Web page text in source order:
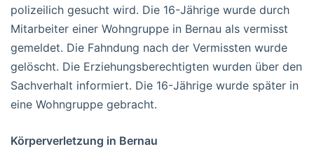
polizeilich gesucht wird. Die 16-Jährige wurde durch
Mitarbeiter einer Wohngruppe in Bernau als vermisst
gemeldet. Die Fahndung nach der Vermissten wurde
gelöscht. Die Erziehungsberechtigten wurden über den
Sachverhalt informiert. Die 16-Jährige wurde später in
eine Wohngruppe gebracht.
Körperverletzung in Bernau